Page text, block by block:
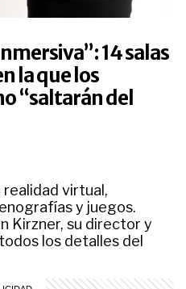
14 salas
la que los
“saltarán del
realidad virtual,
y juegos.
Kirzner, su director y
los detalles del